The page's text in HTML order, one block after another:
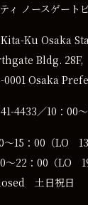
ィ ノースゲート
Ku Osaka
Bldg. 28F,
0001 Osaka
4433／10：00
15：00（LO 13
22：00（LO 19
土日祝日